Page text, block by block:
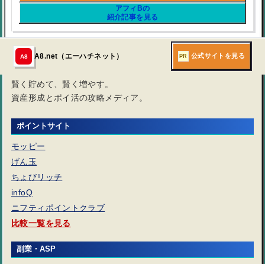
A8.net（エーハチネット） PR 公式サイトを見る
ごった煮ブログにしない方が良い理由
ラッコWEBサービス
アフィBの
紹介記事を見る
マネモア
賢く貯めて、賢く増やす。
資産形成とポイ活の攻略メディア。
ポイントサイト
モッピー
げん玉
ちょびリッチ
infoQ
ニフティポイントクラブ
比較一覧を見る
副業・ASP